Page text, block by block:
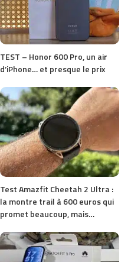
TEST – Honor 600 Pro, un air
d’iPhone… et presque le prix
Test Amazfit Cheetah 2 Ultra :
la montre trail à 600 euros qui
promet beaucoup, mais…